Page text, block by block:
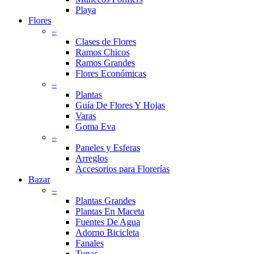
Playa
Flores
–
Clases de Flores
Ramos Chicos
Ramos Grandes
Flores Económicas
–
Plantas
Guía De Flores Y Hojas
Varas
Goma Eva
–
Paneles y Esferas
Arreglos
Accesorios para Florerías
Bazar
–
Plantas Grandes
Plantas En Maceta
Fuentes De Agua
Adorno Bicicleta
Fanales